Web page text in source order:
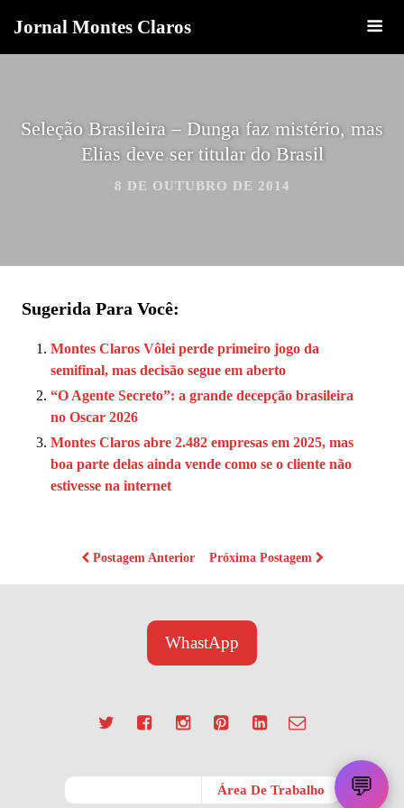
Jornal Montes Claros
Seleção Brasileira – Dunga faz mistério, mas
Elias deve ser titular do Brasil
8 DE OUTUBRO DE 2014
Sugerida Para Você:
Montes Claros Vôlei perde primeiro jogo da
semifinal, mas decisão segue em aberto
“O Agente Secreto”: a grande decepção brasileira
no Oscar 2026
Montes Claros abre 2.482 empresas em 2025, mas
boa parte delas ainda vende como se o cliente não
estivesse na internet
Postagem Anterior Próxima Postagem
WhastApp
💬
Área De Trabalho